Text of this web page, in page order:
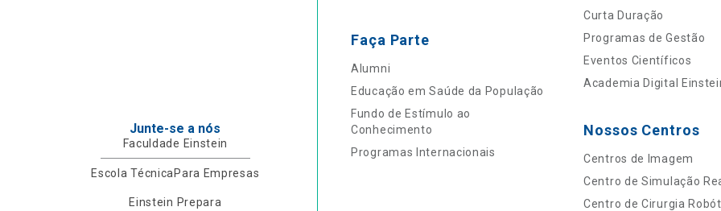
Junte-se a nós
Faculdade Einstein
Escola Técnica Para Empresas
Einstein Prepara
Faça Parte
Alumni
Educação em Saúde da População
Fundo de Estímulo ao
Conhecimento
Programas Internacionais
Curta Duração
Programas de Gestão
Eventos Científicos
Academia Digital
Nossos Centros
Centros de Imagem
Centro de Simulação
Centro de Cirurgia